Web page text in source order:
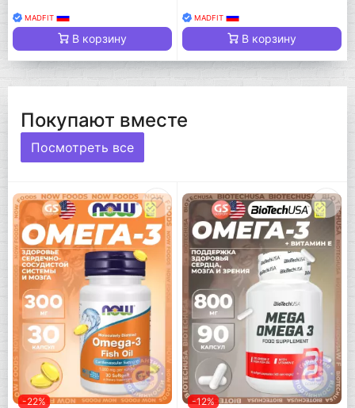
MADFIT
В корзину
MADFIT
В корзину
Покупают вместе
Посмотреть все
-22% -12%